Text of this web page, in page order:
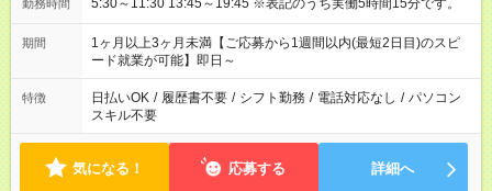
勤務時間 5:30～11:30 13:45～19:45 ※表記のうち実働5時間15分です。
期間
1ヶ月以上3ヶ月未満【ご応募から1週間以内(最短2日目)のスピ
ード就業が可能】即日～
特徴 日払いOK / 履歴書不要 / シフト勤務 / 電話対応なし / パソコン
スキル不要
気になる！ 応募する 詳細へ